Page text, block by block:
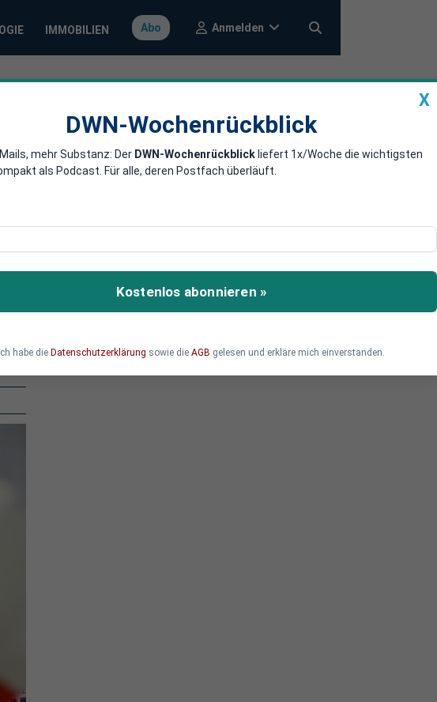
IMMOBILIEN Abo Anmelden
trotz Verlusten
für einen Machtwechsel –
stärkste Partei wird.
X
DWN-Wochenrückblick
mehr Substanz: Der DWN-Wochenrückblick liefert 1x/Woche die wichtigsten
als Podcast. Für alle, deren Postfach überläuft.
Kostenlos abonnieren »
Ich habe die Datenschutzerklärung sowie die AGB gelesen und erkläre mich einverstanden.